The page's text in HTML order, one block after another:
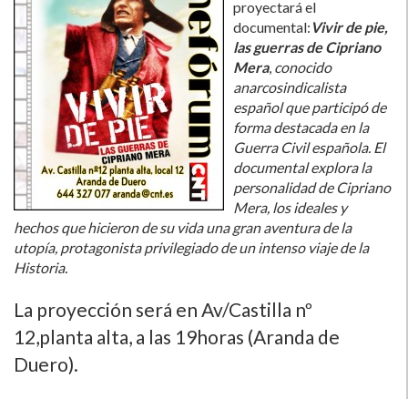
proyectará el
documental: Vivir de pie,
las guerras de Cipriano
Mera, conocido
anarcosindicalista
español que participó de
forma destacada en la
Guerra Civil española. El
documental explora la
personalidad de Cipriano
Mera, los ideales y
hechos que hicieron de su vida una gran aventura de la
utopí­a, protagonista privilegiado de un intenso viaje de la
Historia.
La proyección será en Av/Castilla nº
12,planta alta, a las 19horas (Aranda de
Duero).